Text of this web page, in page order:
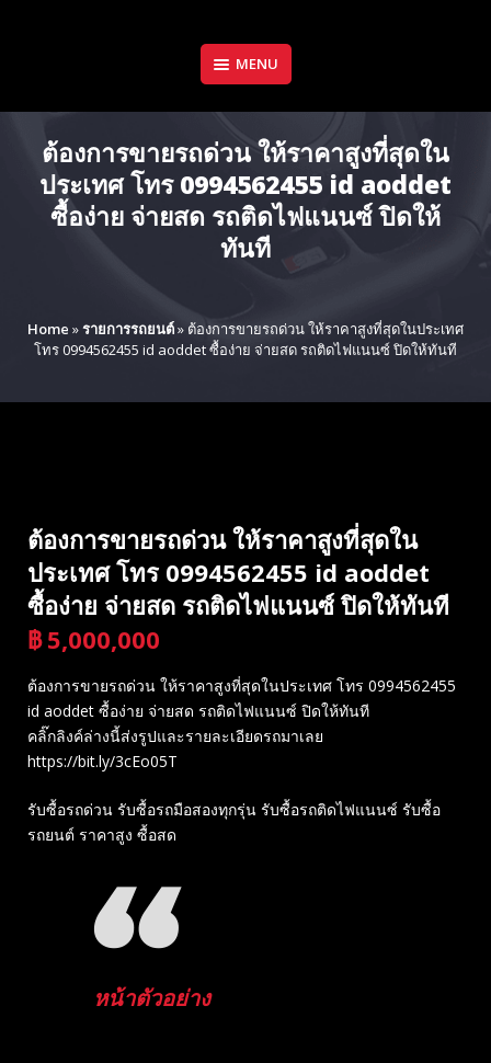
MENU
ต้องการขายรถด่วน ให้ราคาสูงที่สุดใน
ประเทศ โทร 0994562455 id aoddet
ซื้อง่าย จ่ายสด รถติดไฟแนนซ์ ปิดให้
ทันที
Home »รายการรถยนต์» ต้องการขายรถด่วน ให้ราคาสูงที่สุดในประเทศ
โทร 0994562455 id aoddet ซื้อง่าย จ่ายสด รถติดไฟแนนซ์ ปิดให้ทันที
ต้องการขายรถด่วน ให้ราคาสูงที่สุดใน
ประเทศ โทร 0994562455 id aoddet
ซื้อง่าย จ่ายสด รถติดไฟแนนซ์ ปิดให้ทันที
฿ 5,000,000
ต้องการขายรถด่วน ให้ราคาสูงที่สุดในประเทศ โทร 0994562455
id aoddet ซื้อง่าย จ่ายสด รถติดไฟแนนซ์ ปิดให้ทันที
คลิ๊กลิงค์ล่างนี้ส่งรูปและรายละเอียดรถมาเลย
https://bit.ly/3cEo05T
รับซื้อรถด่วน รับซื้อรถมือสองทุกรุ่น รับซื้อรถติดไฟแนนซ์ รับซื้อ
รถยนต์ ราคาสูง ซื้อสด
หน้าตัวอย่าง